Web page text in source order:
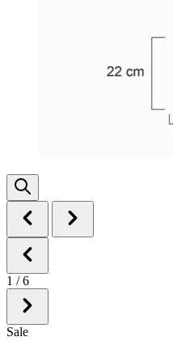
1 / 6
Sale